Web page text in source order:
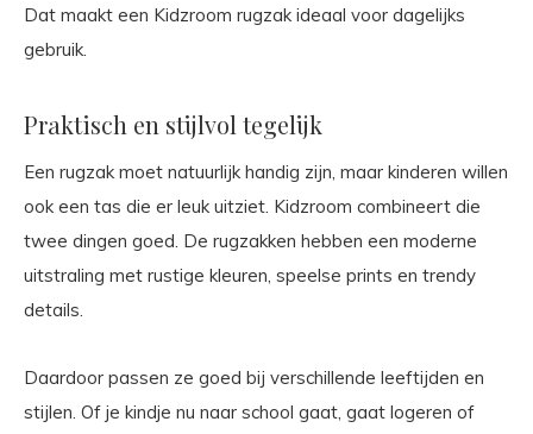
Dat maakt een Kidzroom rugzak ideaal voor dagelijks
gebruik.
Praktisch en stijlvol tegelijk
Een rugzak moet natuurlijk handig zijn, maar kinderen willen
ook een tas die er leuk uitziet. Kidzroom combineert die
twee dingen goed. De rugzakken hebben een moderne
uitstraling met rustige kleuren, speelse prints en trendy
details.
Daardoor passen ze goed bij verschillende leeftijden en
stijlen. Of je kindje nu naar school gaat, gaat logeren of